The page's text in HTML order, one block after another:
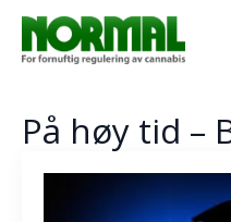
På høy tid –